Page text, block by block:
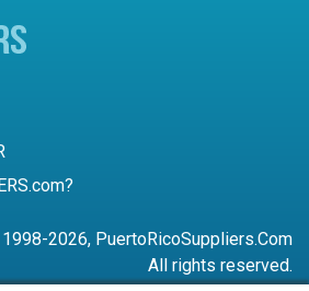
2026, PuertoRicoSuppliers.Com
All rights reserved.